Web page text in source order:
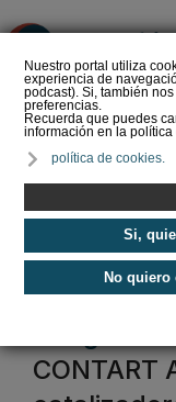
Nuestro portal utiliza
experiencia de
podcast). Si, también
preferencias.
Recuerda que puedes
información en la política
política de cookies.
Si,
No quiero
Congresos
CONTART